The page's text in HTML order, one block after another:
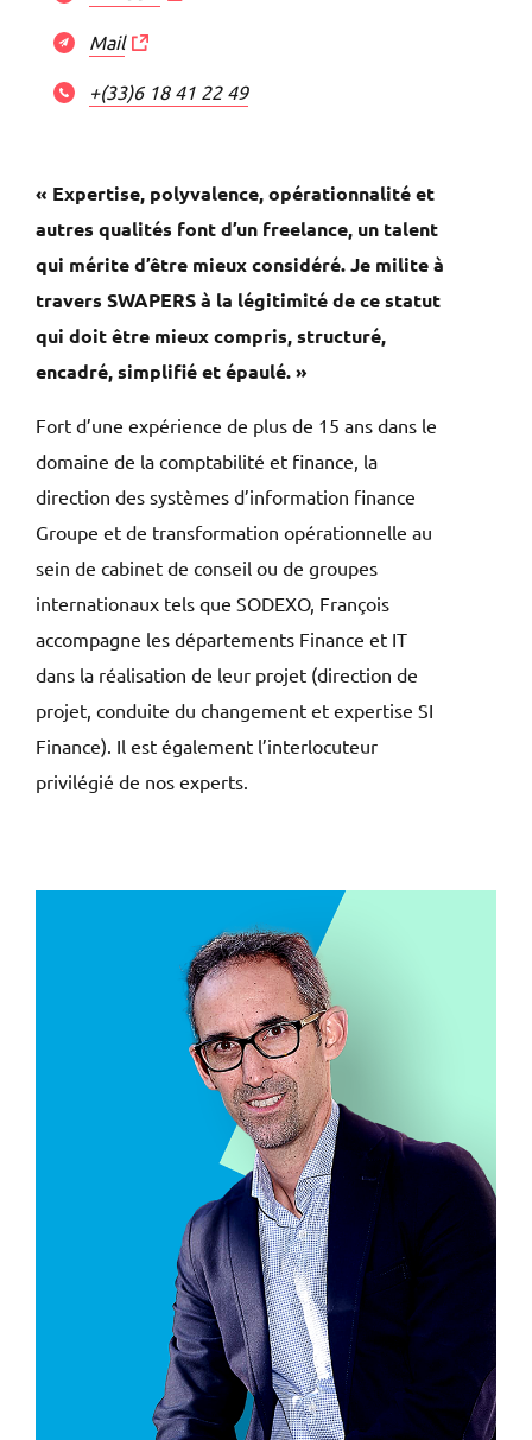
Mail
+(33)6 18 41 22 49
« Expertise, polyvalence, opérationnalité et
autres qualités font d’un freelance, un talent
qui mérite d’être mieux considéré. Je milite à
travers SWAPERS à la légitimité de ce statut
qui doit être mieux compris, structuré,
encadré, simplifié et épaulé. »
Fort d’une expérience de plus de 15 ans dans le
domaine de la comptabilité et finance, la
direction des systèmes d’information finance
Groupe et de transformation opérationnelle au
sein de cabinet de conseil ou de groupes
internationaux tels que SODEXO, François
accompagne les départements Finance et IT
dans la réalisation de leur projet (direction de
projet, conduite du changement et expertise SI
Finance). Il est également l’interlocuteur
privilégié de nos experts.